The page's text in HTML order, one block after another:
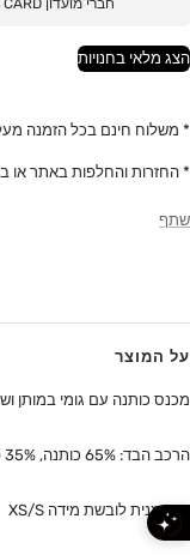
חברי מועדון DREAM CARD צוברים כ -
הצג מלאי בחנויות
* משלוח חינם בכל הזמנה מעל 299
* החזרות והחלפות באתר או
שתף
על המוצר
מכנס כותנה עם גומי במותן
הרכב הבד: 65% כותנה, 35% פוליאסטר
הדוגמנית לובשת מידה XS/S